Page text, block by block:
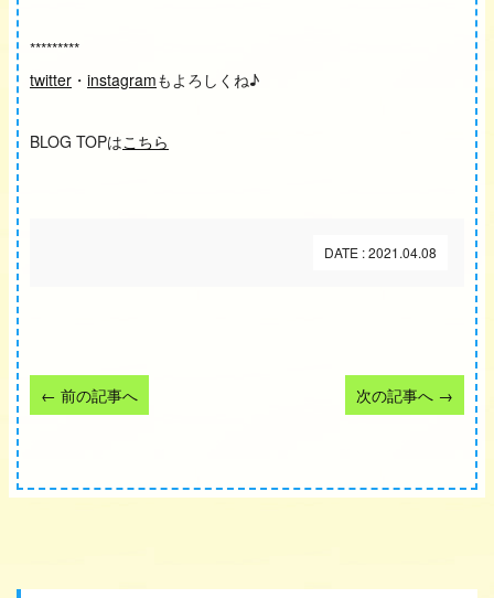
*********
twitter ・ instagramもよろしくね♪
BLOG TOPはこちら
DATE : 2021.04.08
← 前の記事へ 次の記事へ →